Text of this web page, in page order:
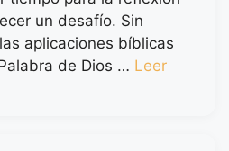
un desafío. Sin
aplicaciones bíblicas
de Dios … Leer